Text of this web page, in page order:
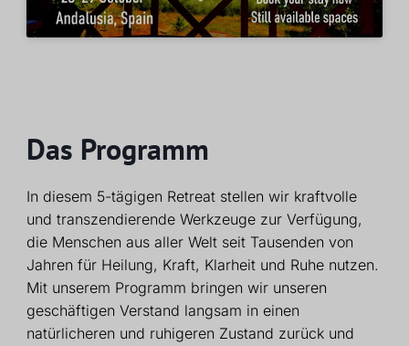
Das Programm
In diesem 5-tägigen Retreat stellen wir kraftvolle
und transzendierende Werkzeuge zur Verfügung,
die Menschen aus aller Welt seit Tausenden von
Jahren für Heilung, Kraft, Klarheit und Ruhe nutzen.
Mit unserem Programm bringen wir unseren
geschäftigen Verstand langsam in einen
natürlicheren und ruhigeren Zustand zurück und